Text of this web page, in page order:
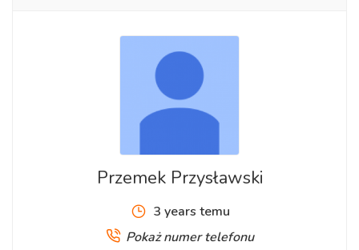
Przemek Przysławski
3 years temu
Pokaż numer telefonu